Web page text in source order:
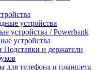
устройства
устройства / Powerbank
устройства
Подставки и держатели
для телефона и планшета